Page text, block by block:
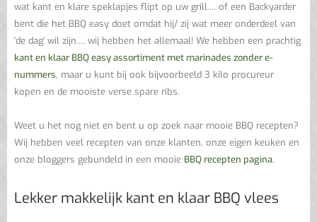
wat kant en klare speklapjes flipt op uw grill.... of een Backyarder
bent die het BBQ easy doet omdat hij/ zij wat meer onderdeel van
'de dag' wil zijn.... wij hebben het allemaal! We hebben een prachtig
kant en klaar BBQ easy assortiment met marinades zonder e-
nummers, maar u kunt bij ook bijvoorbeeld 3 kilo procureur
kopen en de mooiste verse spare ribs.
Weet u het nog niet en bent u op zoek naar mooie BBQ recepten?
Wij hebben veel recepten van onze klanten, onze eigen keuken en
onze bloggers gebundeld in een mooie BBQ recepten pagina.
Lekker makkelijk kant en klaar BBQ vlees